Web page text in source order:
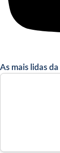
As mais lidas